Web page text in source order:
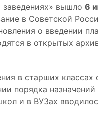
вышло 6
в Советской
о введении
в открытых
в старших классах
порядка назначений
и в ВУЗах